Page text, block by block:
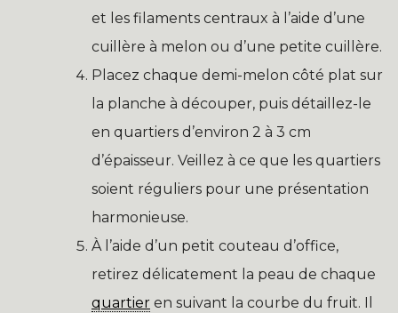
et les filaments centraux à l’aide d’une
cuillère à melon ou d’une petite cuillère.
Placez chaque demi-melon côté plat sur
la planche à découper, puis détaillez-le
en quartiers d’environ 2 à 3 cm
d’épaisseur. Veillez à ce que les quartiers
soient réguliers pour une présentation
harmonieuse.
À l’aide d’un petit couteau d’office,
retirez délicatement la peau de chaque
quartier en suivant la courbe du fruit. Il